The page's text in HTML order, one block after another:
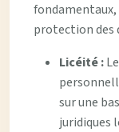
protection des
Licéité :
sur une
juridiques